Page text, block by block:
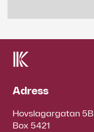
Adress
Hovslagargatan 5B
Box 5421